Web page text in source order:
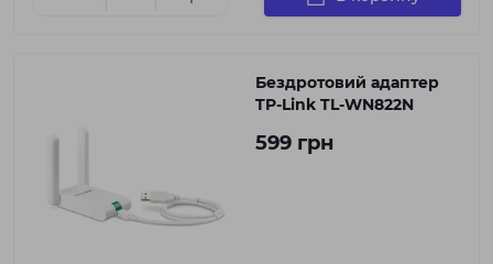
Бездротовий адаптер
TP-Link TL-WN822N
599 грн